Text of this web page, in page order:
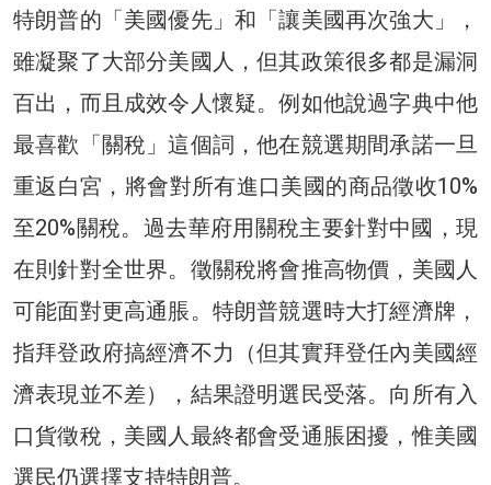
特朗普的「美國優先」和「讓美國再次強大」，
雖凝聚了大部分美國人，但其政策很多都是漏洞
百出，而且成效令人懷疑。例如他說過字典中他
最喜歡「關稅」這個詞，他在競選期間承諾一旦
重返白宮，將會對所有進口美國的商品徵收10%
至20%關稅。過去華府用關稅主要針對中國，現
在則針對全世界。徵關稅將會推高物價，美國人
可能面對更高通脹。特朗普競選時大打經濟牌，
指拜登政府搞經濟不力（但其實拜登任內美國經
濟表現並不差），結果證明選民受落。向所有入
口貨徵稅，美國人最終都會受通脹困擾，惟美國
選民仍選擇支持特朗普。